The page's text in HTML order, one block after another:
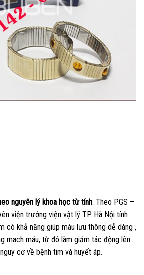
nguyên lý khoa học từ tính. Theo PGS –
viện trưởng viện vật lý TP. Hà Nội tính
có khả năng giúp máu lưu thông dễ dàng ,
mach máu, từ đó làm giảm tác động lên
cơ về bệnh tim và huyết áp.